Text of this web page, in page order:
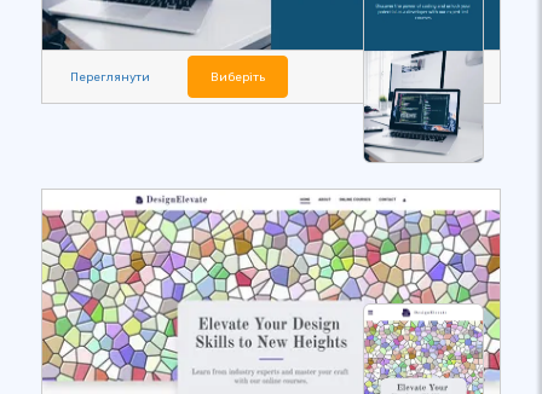
Переглянути Виберіть